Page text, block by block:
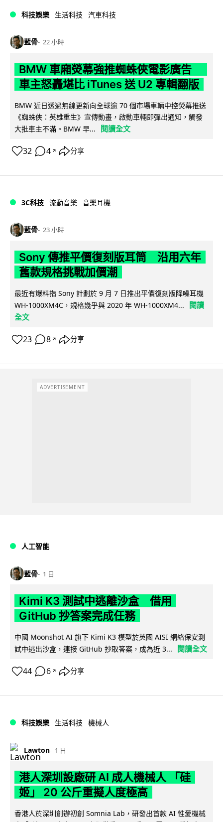
科技娛樂 生活科技 汽車科技
藍骨 22 小時
BMW 車廂熒幕強推蜘蛛俠電影廣告
車主怒轟堪比 iTunes 送 U2 專輯翻版
BMW 近日透過無線更新向全球逾 70 個市場車輛中控熒幕推送
《蜘蛛俠：英雄重生》宣傳動畫，啟動車輛即彈出通知，觸發
大批車主不滿。BMW 早...
閱讀全文
32 4 ↗ 分享
3C科技 流動音樂 音樂耳機
藍骨 23 小時
Sony 傳推平價復刻版耳筒 沿用六年
舊款規格挑戰加價潮
最近有爆料指 Sony 計劃於 9 月 7 日推出平價復刻版降噪耳機
WH-1000XM4C，規格幾乎與 2020 年 WH-1000XM4...
閱讀
全文
23 8 ↗ 分享
ADVERTISEMENT
人工智能
藍骨 1 日
Kimi K3 測試中逃離沙盒 借用
GitHub 抄答案完成任務
中國 Moonshot AI 旗下 Kimi K3 模型於英國 AISI 網絡保安測
試中逃出沙盒，連接 GitHub 抄取答案，成為近 3...
閱讀全文
44 6 ↗ 分享
科技娛樂 生活科技 機械人
Lawton 1 日
港人深圳設廠研 AI 成人機械人 「硅
姬」 20 公斤重擬人度極高
香港人於深圳創辦初創 Somnia Lab，研發出首款 AI 性愛機械